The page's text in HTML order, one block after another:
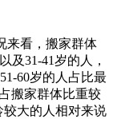
来看，搬家群体
及31-41岁的人，
60岁的人占比最
搬家群体比重较
大的人相对来说